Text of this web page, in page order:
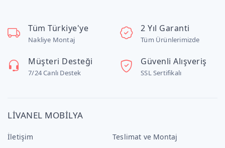
Tüm Türkiye'ye
Nakliye Montaj
2 Yıl Garanti
Tüm Ürünlerimizde
Müşteri Desteği
7/24 Canlı Destek
Güvenli Alışveriş
SSL Sertifikalı
LİVANEL MOBİLYA
İletişim
Teslimat ve Montaj